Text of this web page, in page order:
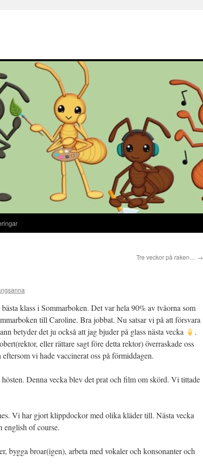
Tre veckor på raken… →
klass i Sommarboken. Det var hela 90% av tvåorna som
till Caroline. Bra jobbat. Nu satsar vi på att försvara
betyder det ju också att jag bjuder på glass nästa vecka
.
eller rättare sagt före detta rektor) överraskade oss
vi hade vaccinerat oss på förmiddagen.
Denna vecka blev det prat och film om skörd. Vi tittade
Vi har gjort klippdockor med olika kläder till. Nästa vecka
english of course.
bygga broar(igen), arbeta med vokaler och konsonanter och